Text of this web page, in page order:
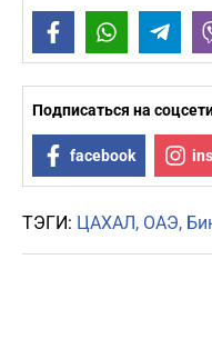
FacebookWhatsApp
Подписаться на
facebook
ТЭГИ: ЦАХАЛ ОАЭ